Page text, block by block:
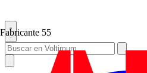
Fabricante 55